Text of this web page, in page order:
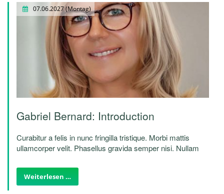
07.06.2027(Montag)
Gabriel Bernard: Introduction
Curabitur a felis in nunc fringilla tristique. Morbi mattis
ullamcorper velit. Phasellus gravida semper nisi. Nullam
eget, semper nec, quam. Sed hendrerit. Morbi ac felis.
Nunc egestas, augue at pellentesque laoreet.
Weiterlesen …